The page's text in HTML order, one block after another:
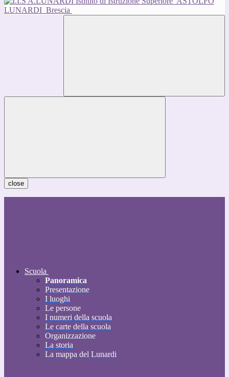
LUNARDI Brescia
close
Scuola
Panoramica
Presentazione
I luoghi
Le persone
I numeri della scuola
Le carte della scuola
Organizzazione
La storia
La mappa del Lunardi